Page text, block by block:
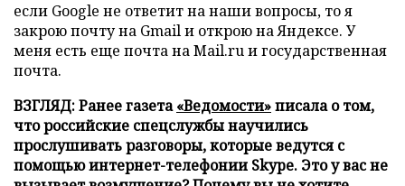
если Google не ответит на наши вопросы, то я
закрою почту на Gmail и открою на Яндексе. У
меня есть еще почта на Mail.ru и государственная
почта.
ВЗГЛЯД: Ранее газета«Ведомости»писала о том,
что российские спецслужбы научились
прослушивать разговоры, которые ведутся с
помощью интернет-телефонии Skype. Это у вас не